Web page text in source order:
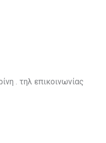
. τηλ επικοινωνίας